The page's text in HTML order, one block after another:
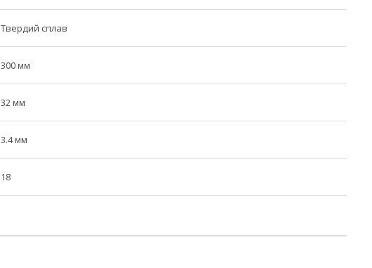
Твердий сплав
300 мм
32 мм
3.4 мм
18